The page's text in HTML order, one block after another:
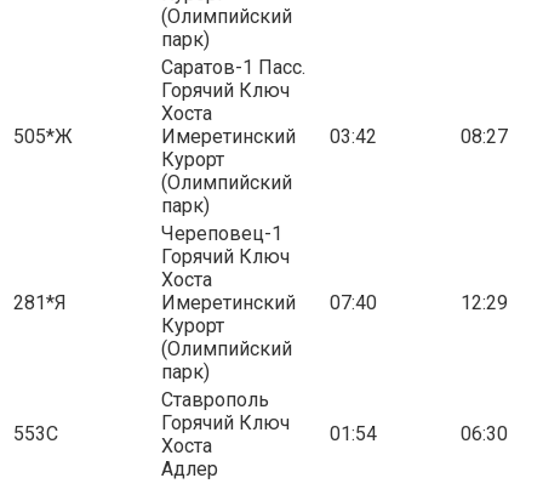
(Олимпийский
парк)
505*Ж
Саратов-1 Пасс.
Горячий Ключ
Хоста
Имеретинский
Курорт
(Олимпийский
парк)
03:42 08:27
281*Я
Череповец-1
Горячий Ключ
Хоста
Имеретинский
Курорт
(Олимпийский
парк)
07:40 12:29
553С
Ставрополь
Горячий Ключ
Хоста
Адлер
01:54 06:30